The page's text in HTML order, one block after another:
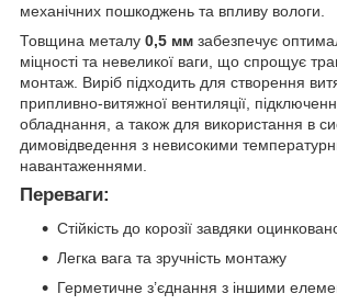
механічних пошкоджень та впливу вологи.
Товщина металу 0,5 мм забезпечує
міцності та невеликої ваги, що спрощує
монтаж. Виріб підходить для створення
припливно-витяжної вентиляції,
обладнання, а також для використання в
димовідведення з невисокими
навантаженнями.
Переваги:
Стійкість до корозії завдяки
Легка вага та зручність монтажу
Герметичне з’єднання з іншими